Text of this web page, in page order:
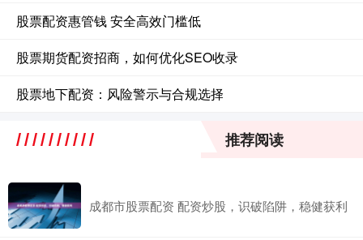
股票配资惠管钱 安全高效门槛低
股票期货配资招商，如何优化SEO收录
股票地下配资：风险警示与合规选择
推荐阅读
成都市股票配资 配资炒股，识破陷阱，稳健获利